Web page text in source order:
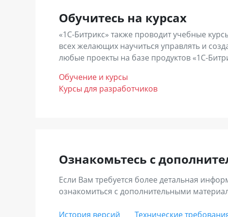
- Вы можете выбрать партнера
- Оставить
на нашем сайте и выбрать
Обучитесь на курсах
«1С-Битрикс» также проводит учебные
всех желающих научиться управлять и
любые проекты на базе продуктов «1С-
Обучение и курсы
Курсы для разработчиков
Ознакомьтесь с
Если Вам требуется более детальная
ознакомиться с дополнительными
История версий Технические